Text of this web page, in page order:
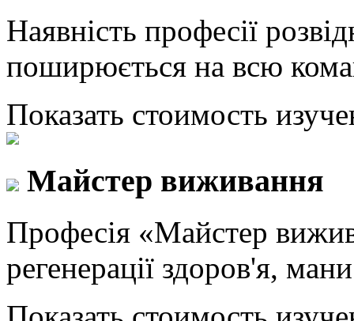
Наявність професії
поширюється на всю
Показать стоимость
Майстер виживання
Професія «Майстер
регенерації здоров'я, мани